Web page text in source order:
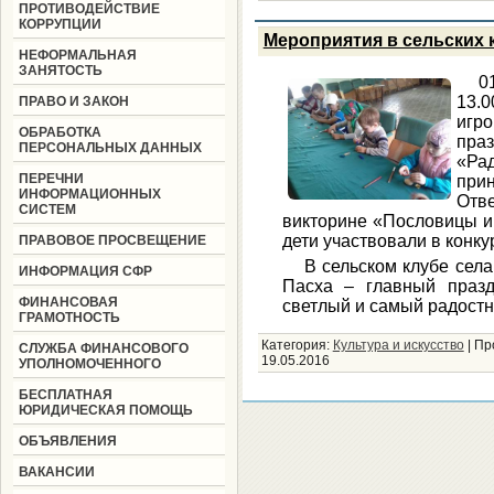
ПРОТИВОДЕЙСТВИЕ
КОРРУПЦИИ
НЕФОРМАЛЬНАЯ
ЗАНЯТОСТЬ
ПРАВО И ЗАКОН
ОБРАБОТКА
ПЕРСОНАЛЬНЫХ ДАННЫХ
ПЕРЕЧНИ
ИНФОРМАЦИОННЫХ
СИСТЕМ
ПРАВОВОЕ ПРОСВЕЩЕНИЕ
ИНФОРМАЦИЯ СФР
ФИНАНСОВАЯ
ГРАМОТНОСТЬ
СЛУЖБА ФИНАНСОВОГО
УПОЛНОМОЧЕННОГО
БЕСПЛАТНАЯ
ЮРИДИЧЕСКАЯ ПОМОЩЬ
ОБЪЯВЛЕНИЯ
ВАКАНСИИ
Мероприятия в сельских
викторине «Пословицы
дети участвовали в
В сельском клубе
Пасха – главный
светлый и самый
Категория: Культура и искусство
19.05.2016